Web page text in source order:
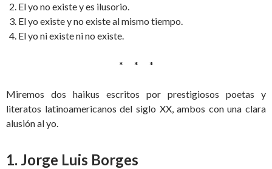
El yo no existe y es ilusorio.
El yo existe y no existe al mismo tiempo.
El yo ni existe ni no existe.
* * *
Miremos dos haikus escritos por prestigiosos poetas y
literatos latinoamericanos del siglo XX, ambos con una clara
alusión al yo.
1. Jorge Luis Borges